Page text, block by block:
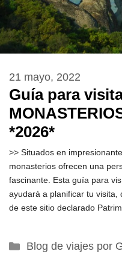
Guía para
*2026*
21 mayo, 2022
>> Situados en
monasterios ofrecen una
fascinante. Esta guía para
ayudará a planificar tu
de este sitio declarado
Categorías
Blog de viajes por